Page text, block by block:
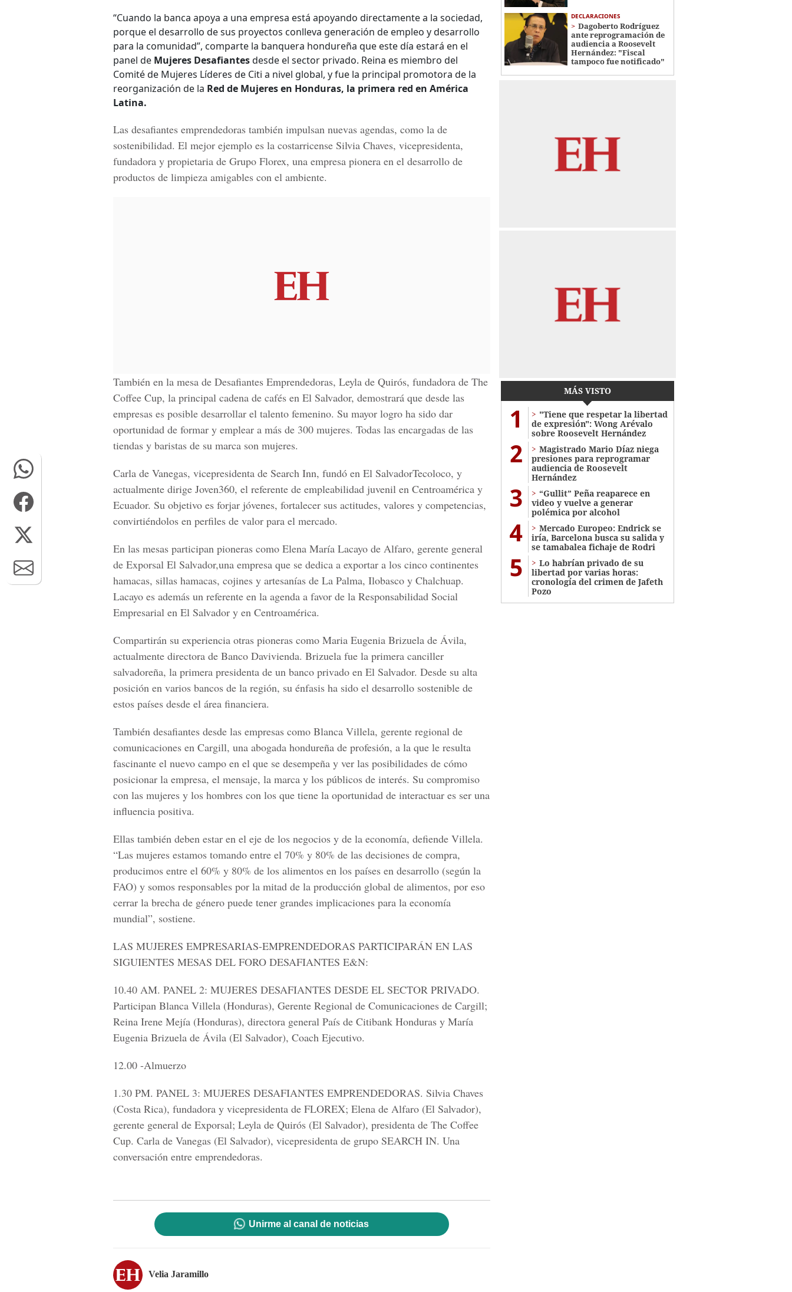
“Cuando la banca apoya a una empresa está apoyando directamente a la sociedad,
porque el desarrollo de sus proyectos conlleva generación de empleo y desarrollo
para la comunidad”, comparte la banquera hondureña que este día estará en el
panel de Mujeres Desafiantesdesde el sector privado. Reina es miembro del
Comité de Mujeres Líderes de Citi a nivel global, y fue la principal promotora de la
reorganización de la Red de Mujeres en Honduras, la primera red en América
Latina.
Las desafiantes emprendedoras también impulsan nuevas agendas, como la de
sostenibilidad. El mejor ejemplo es la costarricense Silvia Chaves, vicepresidenta,
fundadora y propietaria de Grupo Florex, una empresa pionera en el desarrollo de
productos de limpieza amigables con el ambiente.
También en la mesa de Desafiantes Emprendedoras, Leyla de Quirós, fundadora de The
Coffee Cup, la principal cadena de cafés en El Salvador, demostrará que desde las
empresas es posible desarrollar el talento femenino. Su mayor logro ha sido dar
oportunidad de formar y emplear a más de 300 mujeres. Todas las encargadas de las
tiendas y baristas de su marca son mujeres.
Carla de Vanegas, vicepresidenta de Search Inn, fundó en El SalvadorTecoloco, y
actualmente dirige Joven360, el referente de empleabilidad juvenil en Centroamérica y
Ecuador. Su objetivo es forjar jóvenes, fortalecer sus actitudes, valores y competencias,
convirtiéndolos en perfiles de valor para el mercado.
En las mesas participan pioneras como Elena María Lacayo de Alfaro, gerente general
de Exporsal El Salvador,una empresa que se dedica a exportar a los cinco continentes
hamacas, sillas hamacas, cojines y artesanías de La Palma, Ilobasco y Chalchuap.
Lacayo es además un referente en la agenda a favor de la Responsabilidad Social
Empresarial en El Salvador y en Centroamérica.
Compartirán su experiencia otras pioneras como Maria Eugenia Brizuela de Ávila,
actualmente directora de Banco Davivienda. Brizuela fue la primera canciller
salvadoreña, la primera presidenta de un banco privado en El Salvador. Desde su alta
posición en varios bancos de la región, su énfasis ha sido el desarrollo sostenible de
estos países desde el área financiera.
También desafiantes desde las empresas como Blanca Villela, gerente regional de
comunicaciones en Cargill, una abogada hondureña de profesión, a la que le resulta
fascinante el nuevo campo en el que se desempeña y ver las posibilidades de cómo
posicionar la empresa, el mensaje, la marca y los públicos de interés. Su compromiso
con las mujeres y los hombres con los que tiene la oportunidad de interactuar es ser una
influencia positiva.
Ellas también deben estar en el eje de los negocios y de la economía, defiende Villela.
“Las mujeres estamos tomando entre el 70% y 80% de las decisiones de compra,
producimos entre el 60% y 80% de los alimentos en los países en desarrollo (según la
FAO) y somos responsables por la mitad de la producción global de alimentos, por eso
cerrar la brecha de género puede tener grandes implicaciones para la economía
mundial”, sostiene.
LAS MUJERES EMPRESARIAS-EMPRENDEDORAS PARTICIPARÁN EN LAS
SIGUIENTES MESAS DEL FORO DESAFIANTES E&N:
10.40 AM. PANEL 2: MUJERES DESAFIANTES DESDE EL SECTOR PRIVADO.
Participan Blanca Villela (Honduras), Gerente Regional de Comunicaciones de Cargill;
Reina Irene Mejía (Honduras), directora general País de Citibank Honduras y María
Eugenia Brizuela de Ávila (El Salvador), Coach Ejecutivo.
12.00 -Almuerzo
1.30 PM. PANEL 3: MUJERES DESAFIANTES EMPRENDEDORAS. Silvia Chaves
(Costa Rica), fundadora y vicepresidenta de FLOREX; Elena de Alfaro (El Salvador),
gerente general de Exporsal; Leyla de Quirós (El Salvador), presidenta de The Coffee
Cup. Carla de Vanegas (El Salvador), vicepresidenta de grupo SEARCH IN. Una
conversación entre emprendedoras.
Unirme al canal de noticias
Velia Jaramillo
DECLARACIONES
Dagoberto Rodríguez
ante reprogramación de
audiencia a Roosevelt
Hernández: "Fiscal
tampoco fue notificado"
MÁS VISTO
1
"Tiene que respetar la libertad
de expresión": Wong Arévalo
sobre Roosevelt Hernández
2
Magistrado Mario Díaz niega
presiones para reprogramar
audiencia de Roosevelt
Hernández
3
“Gullit” Peña reaparece en
video y vuelve a generar
polémica por alcohol
4
Mercado Europeo: Endrick se
iría, Barcelona busca su salida y
se tamabalea fichaje de Rodri
5
Lo habrían privado de su
libertad por varias horas:
cronología del crimen de Jafeth
Pozo